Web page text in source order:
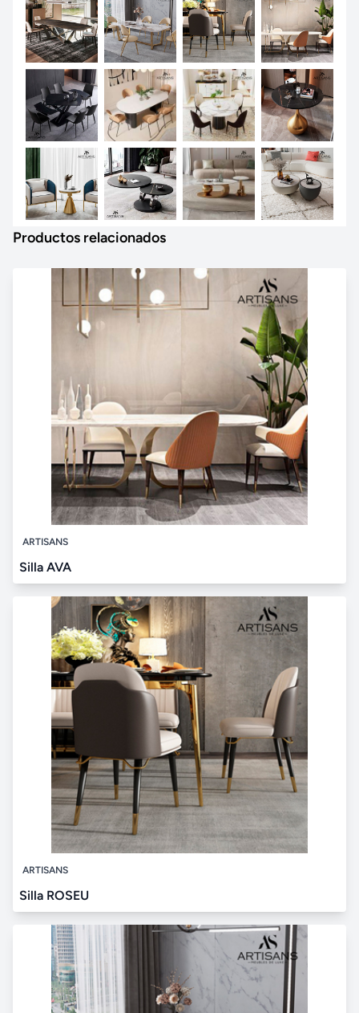
Productos relacionados
ARTISANS
Silla AVA
ARTISANS
Silla ROSEU